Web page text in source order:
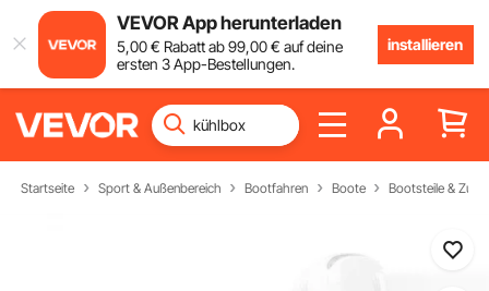
VEVOR App herunterladen
5,00€ Rabatt ab99,00€ auf deine
ersten 3 App-Bestellungen.
installieren
Startseite Sport & Außenbereich Bootfahren Boote Bootsteile &